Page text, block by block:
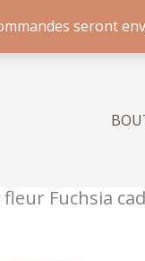
seront
Fuchsia